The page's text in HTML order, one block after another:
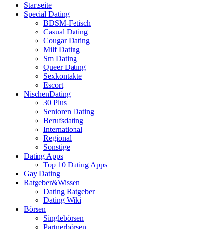
Startseite
Special Dating
BDSM-Fetisch
Casual Dating
Cougar Dating
Milf Dating
Sm Dating
Queer Dating
Sexkontakte
Escort
NischenDating
30 Plus
Senioren Dating
Berufsdating
International
Regional
Sonstige
Dating Apps
Top 10 Dating Apps
Gay Dating
Ratgeber&Wissen
Dating Ratgeber
Dating Wiki
Börsen
Singlebörsen
Partnerbörsen